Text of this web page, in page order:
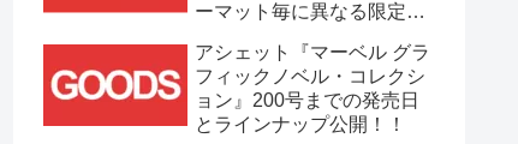
ーマット毎に異なる限定ビ
える！！
アシェット『マーベル グラ
フィックノベル・コレクシ
ョン』200号までの発売日
とラインナップ公開！！